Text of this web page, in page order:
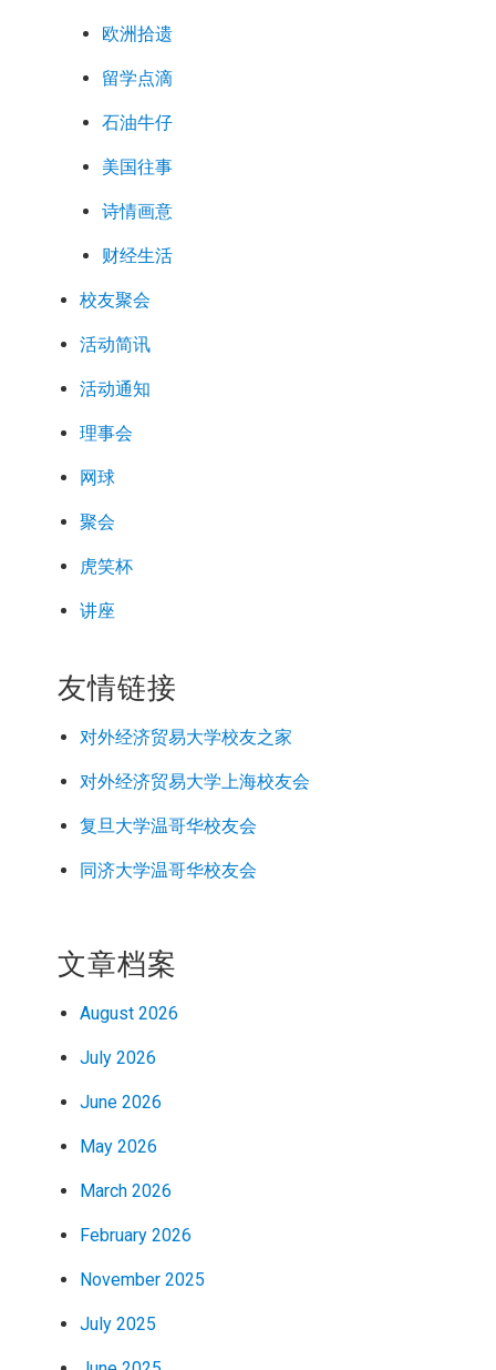
欧洲拾遗
留学点滴
石油牛仔
美国往事
诗情画意
财经生活
校友聚会
活动简讯
活动通知
理事会
网球
聚会
虎笑杯
讲座
友情链接
对外经济贸易大学校友之家
对外经济贸易大学上海校友会
复旦大学温哥华校友会
同济大学温哥华校友会
文章档案
August 2026
July 2026
June 2026
May 2026
March 2026
February 2026
November 2025
July 2025